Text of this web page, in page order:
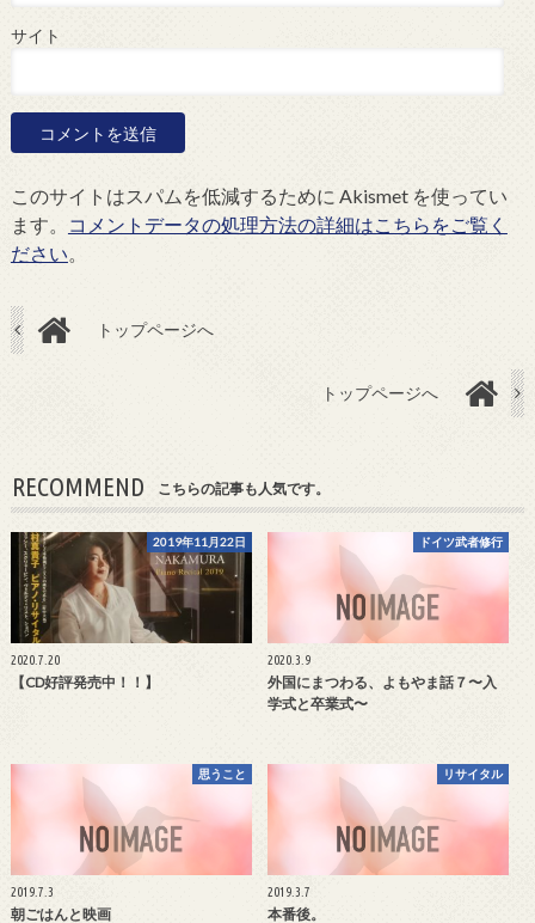
サイト
このサイトはスパムを低減するために Akismet を使ってい
ます。
コメントデータの処理方法の詳細はこちらをご覧く
ださい。
トップページへ
トップページへ
RECOMMEND こちらの記事も人気です。
2019年11月22日
2020.7.20
【CD好評発売中！！】
ドイツ武者修行
2020.3.9
外国にまつわる、よもやま話７〜入
学式と卒業式〜
思うこと
2019.7.3
朝ごはんと映画
リサイタル
2019.3.7
本番後。